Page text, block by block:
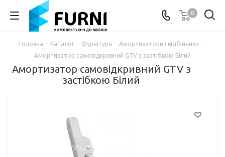
0
Головна - Каталог - Фурнітура - Амортизатори і відбійники -
Амортизатор самовідкривний GTV з застібкою Білий
Амортизатор самовідкривний GTV з
застібкою Білий